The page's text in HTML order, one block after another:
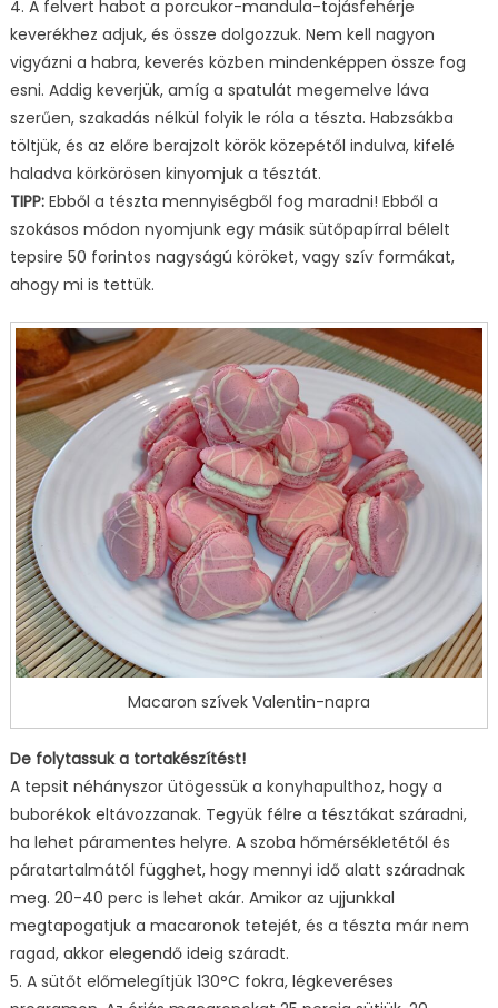
4. A felvert habot a porcukor-mandula-tojásfehérje
keverékhez adjuk, és össze dolgozzuk. Nem kell nagyon
vigyázni a habra, keverés közben mindenképpen össze fog
esni. Addig keverjük, amíg a spatulát megemelve láva
szerűen, szakadás nélkül folyik le róla a tészta. Habzsákba
töltjük, és az előre berajzolt körök közepétől indulva, kifelé
haladva körkörösen kinyomjuk a tésztát.
TIPP:Ebből a tészta mennyiségből fog maradni! Ebből a
szokásos módon nyomjunk egy másik sütőpapírral bélelt
tepsire 50 forintos nagyságú köröket, vagy szív formákat,
ahogy mi is tettük.
Macaron szívek Valentin-napra
De folytassuk a tortakészítést!
A tepsit néhányszor ütögessük a konyhapulthoz, hogy a
buborékok eltávozzanak. Tegyük félre a tésztákat száradni,
ha lehet páramentes helyre. A szoba hőmérsékletétől és
páratartalmától függhet, hogy mennyi idő alatt száradnak
meg. 20-40 perc is lehet akár. Amikor az ujjunkkal
megtapogatjuk a macaronok tetejét, és a tészta már nem
ragad, akkor elegendő ideig száradt.
5. A sütőt előmelegítjük 130°C fokra, légkeveréses